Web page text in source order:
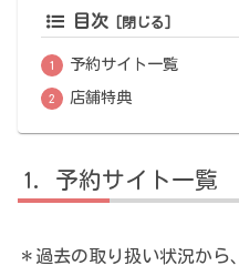
目次
予約サイト一覧
店舗特典
予約サイト一覧
＊過去の取り扱い状況か